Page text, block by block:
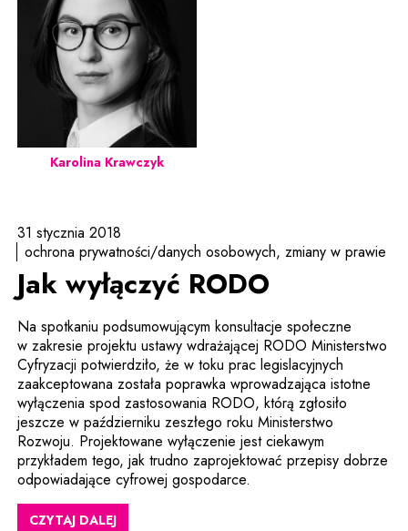
Karolina Krawczyk
31 stycznia 2018
ochrona prywatności/danych osobowych zmiany w prawie
Jak wyłączyć RODO
Na spotkaniu podsumowującym konsultacje społeczne
w zakresie projektu ustawy wdrażającej RODO Ministerstwo
Cyfryzacji potwierdziło, że w toku prac legislacyjnych
zaakceptowana została poprawka wprowadzająca istotne
wyłączenia spod zastosowania RODO, którą zgłosiło
jeszcze w październiku zeszłego roku Ministerstwo
Rozwoju. Projektowane wyłączenie jest ciekawym
przykładem tego, jak trudno zaprojektować przepisy dobrze
odpowiadające cyfrowej gospodarce.
CZYTAJ DALEJ